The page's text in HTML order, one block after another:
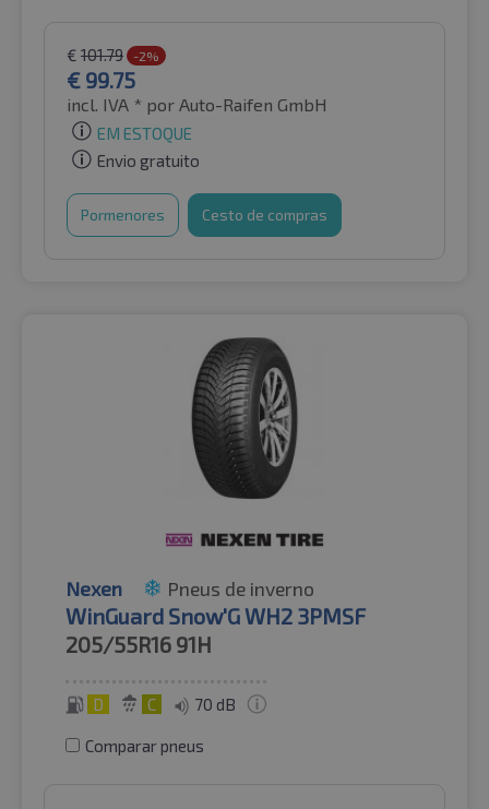
€ 101.79 -2%
€ 99.75
incl. IVA * por Auto-Raifen GmbH
EM ESTOQUE
Envio gratuito
Pormenores Cesto de compras
Nexen Pneus de inverno
WinGuard Snow'G WH2 3PMSF
205/55R16 91H
D C 70 dB
Comparar pneus